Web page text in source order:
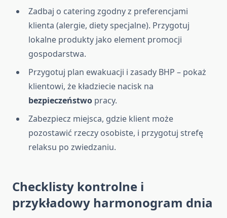
Zadbaj o catering zgodny z preferencjami
klienta (alergie, diety specjalne). Przygotuj
lokalne produkty jako element promocji
gospodarstwa.
Przygotuj plan ewakuacji i zasady BHP – pokaż
klientowi, że kładziecie nacisk na
bezpieczeństwo pracy.
Zabezpiecz miejsca, gdzie klient może
pozostawić rzeczy osobiste, i przygotuj strefę
relaksu po zwiedzaniu.
Checklisty kontrolne i
przykładowy harmonogram dnia